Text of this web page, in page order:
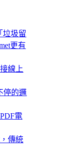
垃圾留
更有
線上
停的邏
電
傳統